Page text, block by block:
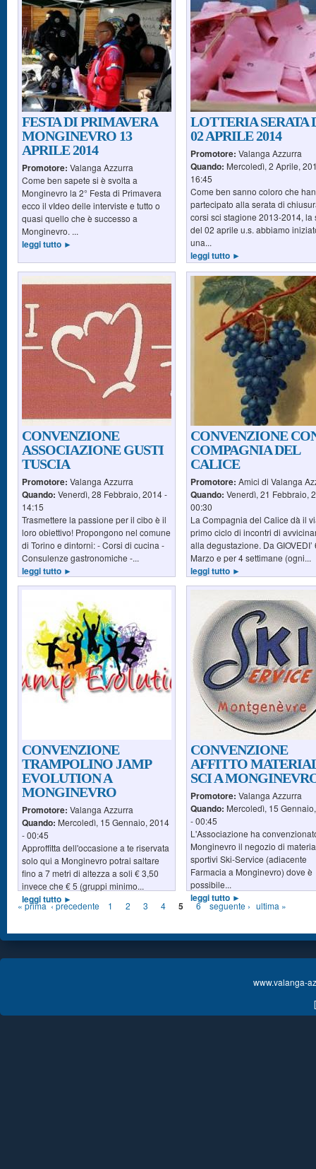
FESTA DI PRIMAVERA
MONGINEVRO 13
APRILE 2014
Promotore: Valanga Azzurra
Come ben sapete si è svolta a
Monginevro la 2° Festa di Primavera
ecco il vIdeo delle interviste e tutto o
quasi quello che è successo a
Monginevro. ...
leggi tutto ►
LOTTERIA SERATA
02 APRILE 2014
Promotore: Valanga Azzurra
Quando: Mercoledì, 2 Aprile,
16:45
Come ben sanno coloro che
partecipato alla serata di
corsi sci stagione 2013-2014, la
del 02 aprile u.s. abbiamo
una...
leggi tutto ►
CONVENZIONE
ASSOCIAZIONE GUSTI
TUSCIA
Promotore: Valanga Azzurra
Quando: Venerdì, 28 Febbraio, 2014 -
14:15
Trasmettere la passione per il cibo è il
loro obiettivo! Propongono nel comune
di Torino e dintorni: - Corsi di cucina -
Consulenze gastronomiche -...
leggi tutto ►
CONVENZIONE
COMPAGNIA DEL
CALICE
Promotore: Amici di Valanga
Quando: Venerdì, 21 Febbraio,
00:30
La Compagnia del Calice dà il
primo ciclo di incontri di
alla degustazione. Da GIOVEDI’
Marzo e per 4 settimane (ogni...
leggi tutto ►
CONVENZIONE
TRAMPOLINO JAMP
EVOLUTION A
MONGINEVRO
Promotore: Valanga Azzurra
Quando: Mercoledì, 15 Gennaio, 2014
- 00:45
Approffitta dell'occasione a te riservata
solo qui a Monginevro potrai saltare
fino a 7 metri di altezza a soli € 3,50
invece che € 5 (gruppi minimo...
leggi tutto ►
CONVENZIONE
AFFITTO
SCI A
Promotore: Valanga Azzurra
Quando: Mercoledì, 15
- 00:45
L'Associazione ha
Monginevro il negozio di
sportivi Ski-Service (adiacente
Farmacia a Monginevro) dove è
possibile...
leggi tutto ►
« prima ‹ precedente 1 2 3 4 5 6 seguente › ultima »
www.valanga-